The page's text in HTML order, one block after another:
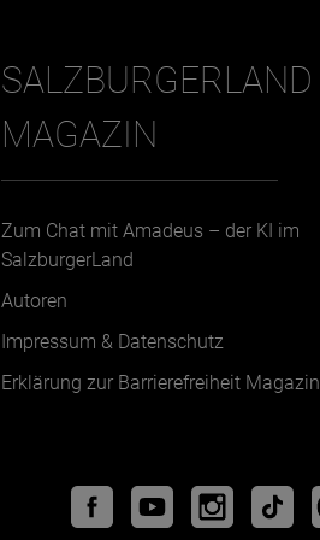
SALZBURGERLAND
MAGAZIN
Zum Chat mit Amadeus – der KI im
SalzburgerLand
Autoren
Impressum & Datenschutz
Erklärung zur Barrierefreiheit Magazin